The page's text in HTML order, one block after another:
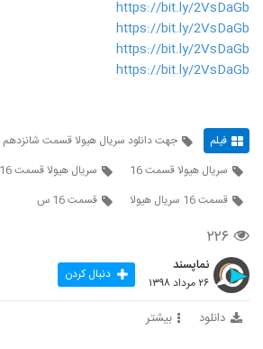
https://bit.ly/2VsDaGb
https://bit.ly/2VsDaGb
https://bit.ly/2VsDaGb
https://bit.ly/2VsDaGb
فیلم
جهت دانلود سریال هیولا قسمت شانزدهم
سریال هیولا قسمت 16
سریال هیولا قسمت 16 سانزدهم
قسمت 16 سریال هیولا
قسمت 16 س
۲۲۶
نماپسند
۲۶ مرداد ۱۳۹۸ دنبال کردن
دانلود بیشتر